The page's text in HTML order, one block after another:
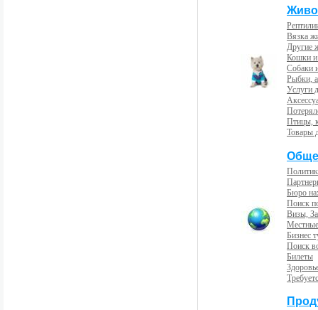
Вязка
Другие
Кошки и
Собаки
Рыбки,
Услуги
Птицы,
Товары
Бюро
Поиск
Визы,
Бизнес
Поиск
Билеты